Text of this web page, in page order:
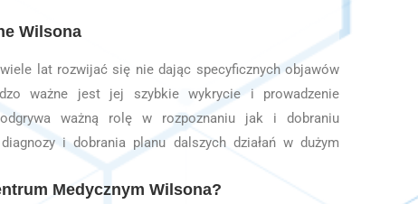
Wilsona
lat rozwijać się nie dając specyficznych objawów
ważne jest jej szybkie wykrycie i prowadzenie
ważną rolę w rozpoznaniu jak i dobraniu
i dobrania planu dalszych działań w dużym
Medycznym Wilsona?